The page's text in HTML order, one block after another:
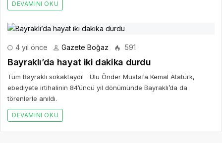
DEVAMINI OKU
4 yıl önce Gazete Boğaz 591
Bayraklı’da hayat iki dakika durdu
Tüm Bayraklı sokaktaydı! Ulu Önder Mustafa Kemal Atatürk,
ebediyete irtihalinin 84’üncü yıl dönümünde Bayraklı’da da
törenlerle anıldı.
DEVAMINI OKU